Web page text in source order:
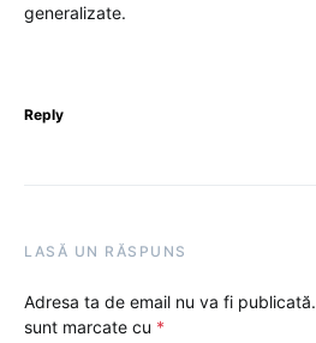
generalizate.
Reply
LASĂ UN RĂSPUNS
Adresa ta de email nu va fi publicată.
sunt marcate cu *